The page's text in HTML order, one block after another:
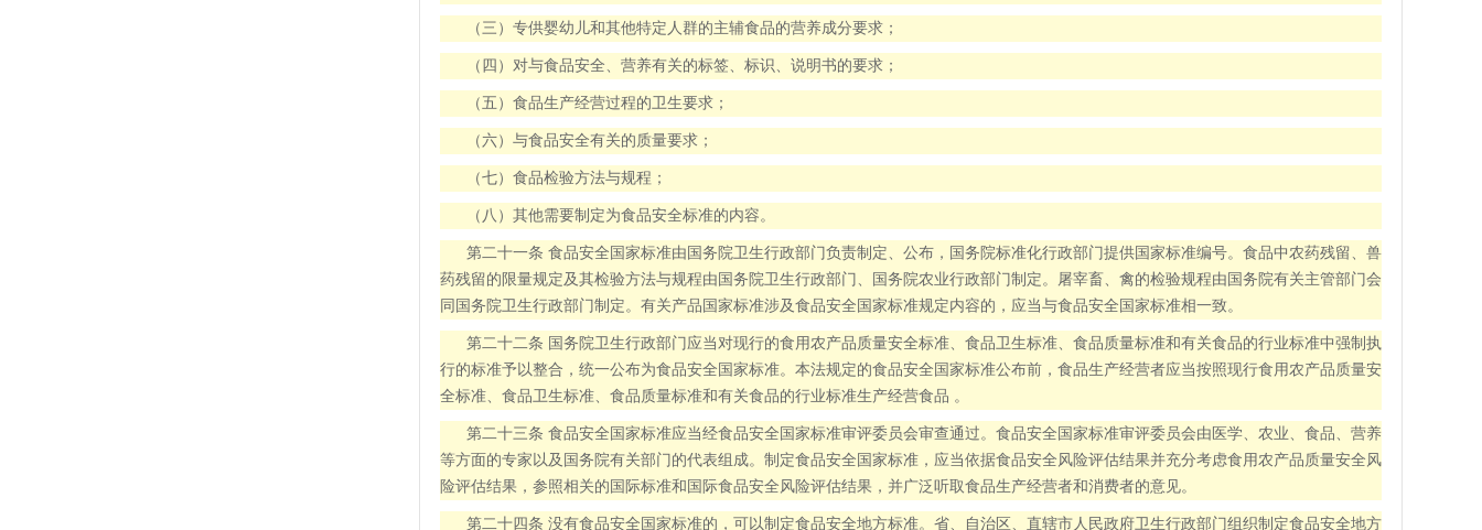
（三）专供婴幼儿和其他特定人群的主辅食品的营养成分要求；
（四）对与食品安全、营养有关的标签、标识、说明书的要求；
（五）食品生产经营过程的卫生要求；
（六）与食品安全有关的质量要求；
（七）食品检验方法与规程；
（八）其他需要制定为食品安全标准的内容。
第二十一条 食品安全国家标准由国务院卫生行政部门负责制定、公布，国务院标准化行政部门提供国家标准编号。食品中农药残留、兽
药残留的限量规定及其检验方法与规程由国务院卫生行政部门、国务院农业行政部门制定。屠宰畜、禽的检验规程由国务院有关主管部门会
同国务院卫生行政部门制定。有关产品国家标准涉及食品安全国家标准规定内容的，应当与食品安全国家标准相一致。
第二十二条 国务院卫生行政部门应当对现行的食用农产品质量安全标准、食品卫生标准、食品质量标准和有关食品的行业标准中强制执
行的标准予以整合，统一公布为食品安全国家标准。本法规定的食品安全国家标准公布前，食品生产经营者应当按照现行食用农产品质量安
全标准、食品卫生标准、食品质量标准和有关食品的行业标准生产经营食品 。
第二十三条 食品安全国家标准应当经食品安全国家标准审评委员会审查通过。食品安全国家标准审评委员会由医学、农业、食品、营养
等方面的专家以及国务院有关部门的代表组成。制定食品安全国家标准，应当依据食品安全风险评估结果并充分考虑食用农产品质量安全风
险评估结果，参照相关的国际标准和国际食品安全风险评估结果，并广泛听取食品生产经营者和消费者的意见。
第二十四条 没有食品安全国家标准的，可以制定食品安全地方标准。省、自治区、直辖市人民政府卫生行政部门组织制定食品安全地方